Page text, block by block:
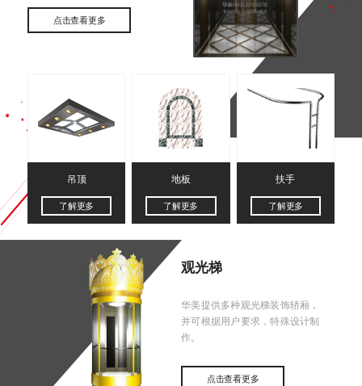
点击查看更多
吊顶
了解更多
地板
了解更多
扶手
了解更多
观光梯
华美提供多种观光梯装饰轿厢，
并可根据用户要求，特殊设计制
作。
点击查看更多